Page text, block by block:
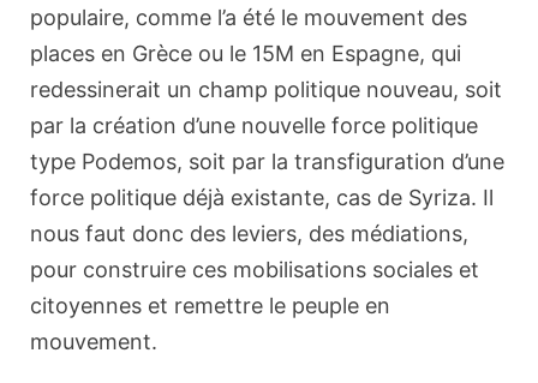
populaire, comme l’a été le mouvement des
places en Grèce ou le 15M en Espagne, qui
redessinerait un champ politique nouveau, soit
par la création d’une nouvelle force politique
type Podemos, soit par la transfiguration d’une
force politique déjà existante, cas de Syriza. Il
nous faut donc des leviers, des médiations,
pour construire ces mobilisations sociales et
citoyennes et remettre le peuple en
mouvement.